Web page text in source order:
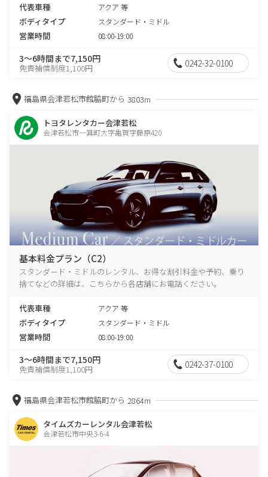
代表車種 アクア 等
ボディタイプ スタンダード・ミドル
営業時間 08:00-19:00
3～6時間まで7,150円
免責補償制度1,100円 0242-32-0100
福島県会津若松市館脇町から 3803m
トヨタレンタカー会津若松
会津若松市一箕町大字亀賀字藤原420
基本料金プラン（C2）
スタンダード・ミドルのレンタル、お得な割引料金や予約、乗り
捨てなどの詳細は、こちらから各店舗にお電話ください。
代表車種 アクア 等
ボディタイプ スタンダード・ミドル
営業時間 08:00-19:00
3～6時間まで7,150円
免責補償制度1,100円 0242-37-0100
福島県会津若松市館脇町から 2864m
タイムズカーレンタル会津若松
会津若松市中央3-6-4